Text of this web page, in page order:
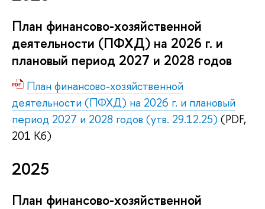
План финансово-хозяйственной
деятельности (ПФХД) на 2026 г. и
плановый период 2027 и 2028 годов
План финансово-хозяйственной
деятельности (ПФХД) на 2026 г. и плановый
период 2027 и 2028 годов (утв. 29.12.25) (PDF,
201 Кб)
2025
План финансово-хозяйственной